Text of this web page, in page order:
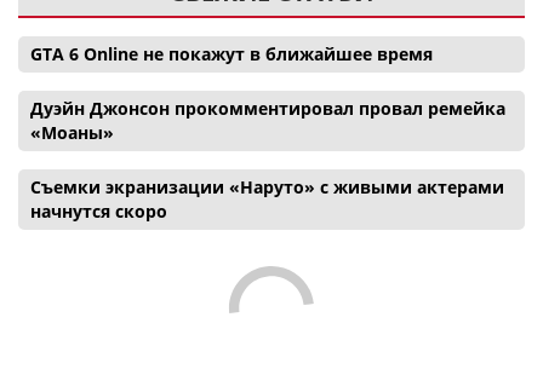
GTA 6 Online не покажут в ближайшее время
Дуэйн Джонсон прокомментировал провал ремейка
«Моаны»
Съемки экранизации «Наруто» с живыми актерами
начнутся скоро